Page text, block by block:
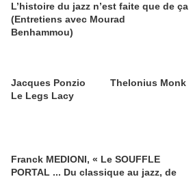
L’histoire du jazz n’est faite que de ça
(Entretiens avec Mourad
Benhammou)
Jacques Ponzio Thelonius Monk
Le Legs Lacy
Franck MEDIONI, « Le SOUFFLE
PORTAL ... Du classique au jazz, de